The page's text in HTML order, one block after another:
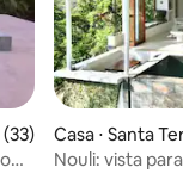
uma avaliação
(33)
Casa ⋅ Santa
Nouli: vista